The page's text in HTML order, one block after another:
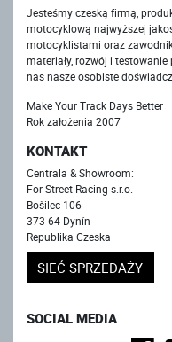
Jesteśmy czeską firmą,
motocyklową najwyższej
motocyklistami oraz
materiały, rozwój i
nas nasze osobiste
Make Your Track Days Better
Rok założenia 2007
KONTAKT
Centrala & Showroom:
For Street Racing s.r.o.
Bošilec 106
373 64 Dynín
Republika Czeska
SIEĆ SPRZEDAŻY
SOCIAL MEDIA